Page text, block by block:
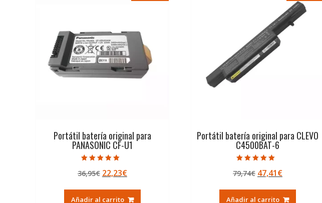
Portátil batería original para
PANASONIC CF-U1
5.00
de 5
36,95€ El
original
22,23€El
actual
Añadir al carrito
Portátil batería original para CLEVO
C4500BAT-6
5.00
de 5
79,74€ El
original
47,41€El
actual
Añadir al carrito